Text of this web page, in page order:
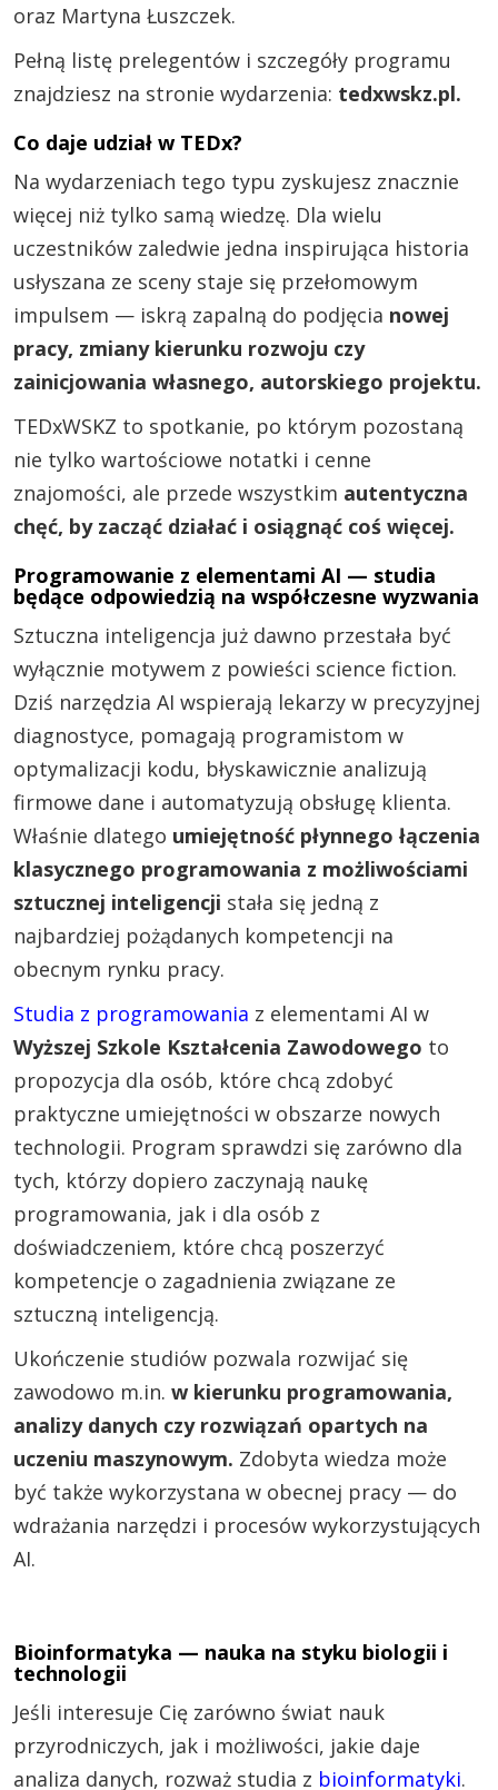
oraz Martyna Łuszczek.
Pełną listę prelegentów i szczegóły programu
znajdziesz na stronie wydarzenia: tedxwskz.pl.
Co daje udział w TEDx?
Na wydarzeniach tego typu zyskujesz znacznie
więcej niż tylko samą wiedzę. Dla wielu
uczestników zaledwie jedna inspirująca historia
usłyszana ze sceny staje się przełomowym
impulsem — iskrą zapalną do podjęcia nowej
pracy, zmiany kierunku rozwoju czy
zainicjowania własnego, autorskiego projektu.
TEDxWSKZ to spotkanie, po którym pozostaną
nie tylko wartościowe notatki i cenne
znajomości, ale przede wszystkim autentyczna
chęć, by zacząć działać i osiągnąć coś więcej.
Programowanie z elementami AI — studia
będące odpowiedzią na współczesne wyzwania
Sztuczna inteligencja już dawno przestała być
wyłącznie motywem z powieści science fiction.
Dziś narzędzia AI wspierają lekarzy w precyzyjnej
diagnostyce, pomagają programistom w
optymalizacji kodu, błyskawicznie analizują
firmowe dane i automatyzują obsługę klienta.
Właśnie dlatego umiejętność płynnego łączenia
klasycznego programowania z możliwościami
sztucznej inteligencji stała się jedną z
najbardziej pożądanych kompetencji na
obecnym rynku pracy.
Studia z programowania z elementami AI w
Wyższej Szkole Kształcenia Zawodowego to
propozycja dla osób, które chcą zdobyć
praktyczne umiejętności w obszarze nowych
technologii. Program sprawdzi się zarówno dla
tych, którzy dopiero zaczynają naukę
programowania, jak i dla osób z
doświadczeniem, które chcą poszerzyć
kompetencje o zagadnienia związane ze
sztuczną inteligencją.
Ukończenie studiów pozwala rozwijać się
zawodowo m.in. w kierunku programowania,
analizy danych czy rozwiązań opartych na
uczeniu maszynowym. Zdobyta wiedza może
być także wykorzystana w obecnej pracy — do
wdrażania narzędzi i procesów wykorzystujących
AI.
Bioinformatyka — nauka na styku biologii i
technologii
Jeśli interesuje Cię zarówno świat nauk
przyrodniczych, jak i możliwości, jakie daje
analiza danych, rozważ studia z bioinformatyki.